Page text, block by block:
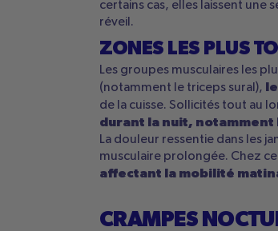
certains cas, elles laissent une
réveil.
ZONES LES PLUS
Les groupes musculaires les
(notamment le triceps sural),
de la cuisse. Sollicités tout au
durant la nuit,
La douleur ressentie dans les
musculaire prolongée. Chez
affectant la mobilité
CRAMPES